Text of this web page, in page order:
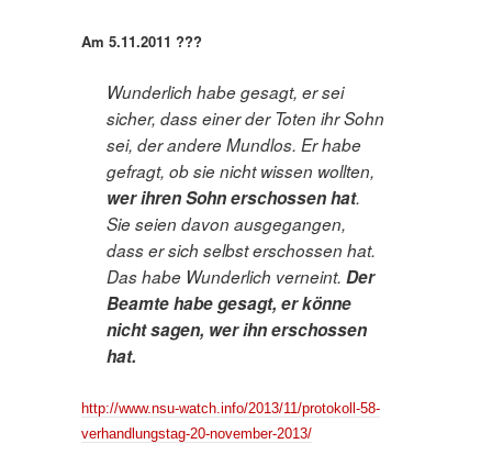
Am 5.11.2011 ???
Wunderlich habe gesagt, er sei
sicher, dass einer der Toten ihr Sohn
sei, der andere Mundlos. Er habe
gefragt, ob sie nicht wissen wollten,
wer ihren Sohn erschossen hat.
Sie seien davon ausgegangen,
dass er sich selbst erschossen hat.
Das habe Wunderlich verneint. Der
Beamte habe gesagt, er könne
nicht sagen, wer ihn erschossen
hat.
http://www.nsu-watch.info/2013/11/protokoll-58-
verhandlungstag-20-november-2013/